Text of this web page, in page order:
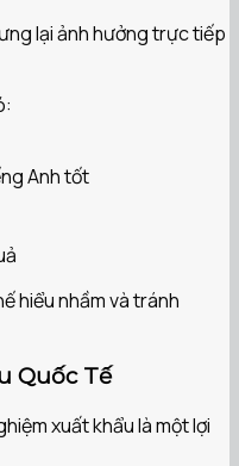
lại ảnh hưởng trực tiếp
Anh tốt
hiểu nhầm và tránh
Quốc Tế
xuất khẩu là một lợi